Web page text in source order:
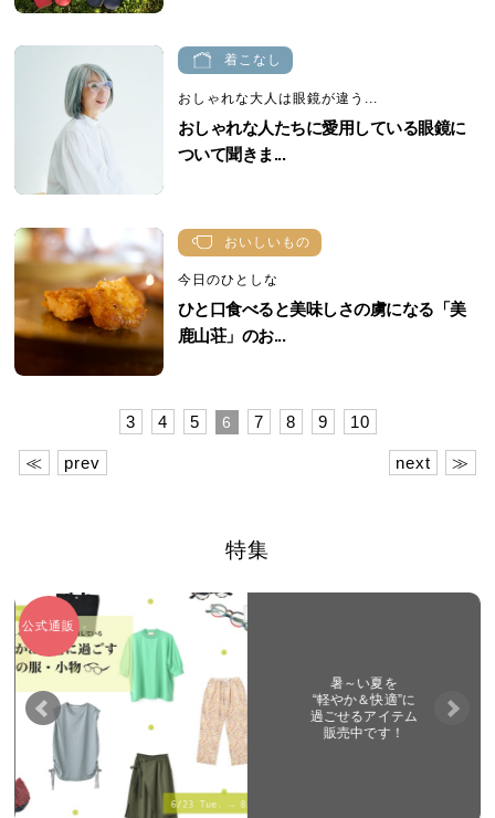
着こなし
おしゃれな大人は眼鏡が違う...
おしゃれな人たちに愛用している眼鏡に
ついて聞きま...
おいしいもの
今日のひとしな
ひと口食べると美味しさの虜になる「美
鹿山荘」のお...
≪ prev
3 4 5 6 7 8 9 10
next ≫
特集
公式通販
暑～い夏を
“軽やか＆快適”に
過ごせるアイテム
販売中です！